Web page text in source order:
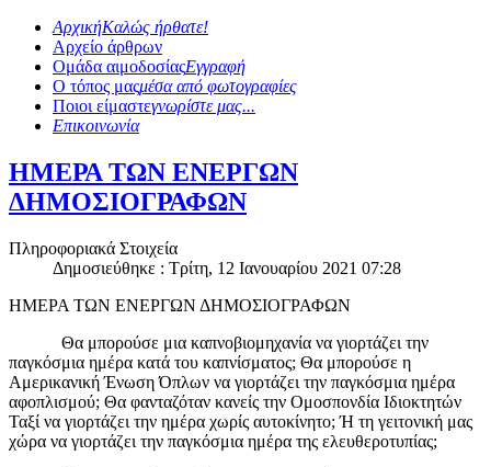
ΑρχικήΚαλώς ήρθατε!
Αρχείο άρθρων
Ομάδα αιμοδοσίαςΕγγραφή
Ο τόπος μαςμέσα από φωτογραφίες
Ποιοι είμαστεγνωρίστε μας...
Επικοινωνία
ΗΜΕΡΑ ΤΩΝ ΕΝΕΡΓΩΝ
ΔΗΜΟΣΙΟΓΡΑΦΩΝ
Πληροφοριακά Στοιχεία
Δημοσιεύθηκε : Τρίτη, 12 Ιανουαρίου 2021 07:28
ΗΜΕΡΑ ΤΩΝ ΕΝΕΡΓΩΝ ΔΗΜΟΣΙΟΓΡΑΦΩΝ
Θα μπορούσε μια καπνοβιομηχανία να γιορτάζει την
παγκόσμια ημέρα κατά του καπνίσματος; Θα μπορούσε η
Αμερικανική Ένωση Όπλων να γιορτάζει την παγκόσμια ημέρα
αφοπλισμού; Θα φανταζόταν κανείς την Ομοσπονδία Ιδιοκτητών
Ταξί να γιορτάζει την ημέρα χωρίς αυτοκίνητο; Ή τη γειτονική μας
χώρα να γιορτάζει την παγκόσμια ημέρα της ελευθεροτυπίας;